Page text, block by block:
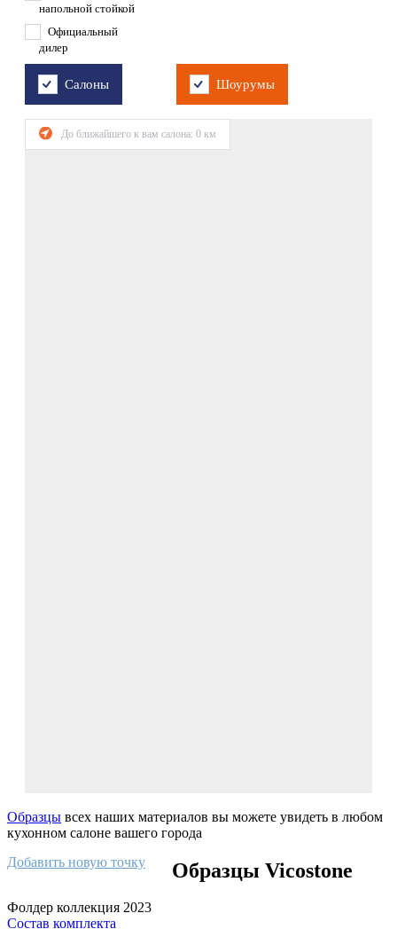
напольной стойкой
Официальный
дилер
Салоны Шоурумы
До ближайшего к вам салона: 0 км
Образцы всех наших материалов вы можете увидеть в любом
кухонном салоне вашего города
Добавить новую точку
Образцы Vicostone
Фолдер коллекция 2023
Состав комплекта